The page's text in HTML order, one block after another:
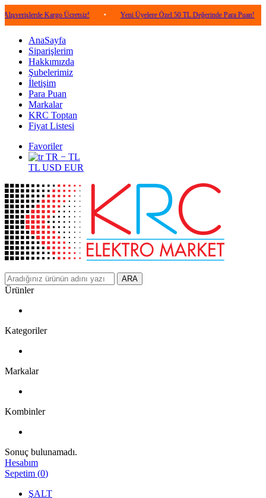
Kargo Ücretsiz! • Yeni Üyelere Özel 50 TL Değerinde Para Puan! •
AnaSayfa
Siparişlerim
Hakkımızda
Şubelerimiz
İletişim
Para Puan
Markalar
KRC Toptan
Fiyat Listesi
Favoriler
TR − TL
TL USD EUR
ARA
Ürünler
Kategoriler
Markalar
Kombinler
Sonuç bulunamadı.
Hesabım
Sepetim (0)
ŞALT